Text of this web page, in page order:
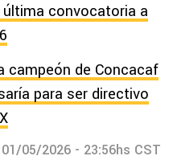
convocatoria a
campeón de Concacaf
para ser directivo
01/05/2026 - 23:56hs CST